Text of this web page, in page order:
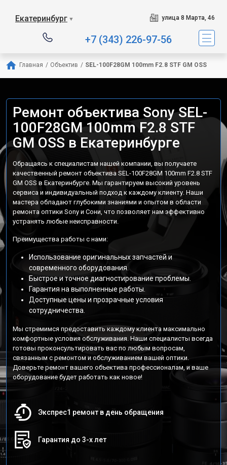
Екатеринбург ▼ улица 8 Марта, 46
+7 (343) 226-97-56
Главная / Объектив / SEL-100F28GM 100mm F2.8 STF GM OSS
Ремонт объектива Sony SEL-
100F28GM 100mm F2.8 STF
GM OSS в Екатеринбурге
Обращаясь к специалистам нашей компании, вы получаете
качественный ремонт объектива SEL-100F28GM 100mm F2.8 STF
GM OSS в Екатеринбурге. Мы гарантируем высокий уровень
сервиса и индивидуальный подход к каждому клиенту. Наши
мастера обладают глубокими знаниями и опытом в области
ремонта оптики Sony и Сони, что позволяет нам эффективно
устранять любые неисправности.
Преимущества работы с нами:
Использование оригинальных запчастей и
современного оборудования.
Быстрое и точное диагностирование проблемы.
Гарантия на выполненные работы.
Доступные цены и прозрачные условия
сотрудничества.
Мы стремимся предоставить каждому клиента максимально
комфортные условия обслуживания. Наши специалисты всегда
готовы проконсультировать вас по любым вопросам,
связанным с ремонтом и обслуживанием вашей оптики.
Доверьте ремонт вашего объектива профессионалам, и ваше
оборудование будет работать как новое!
Экспрес1 ремонт в день обращения
Гарантия до 3-х лет